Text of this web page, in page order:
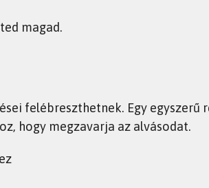
magad.
felébreszthetnek. Egy egyszerű
hogy megzavarja az alvásodat.